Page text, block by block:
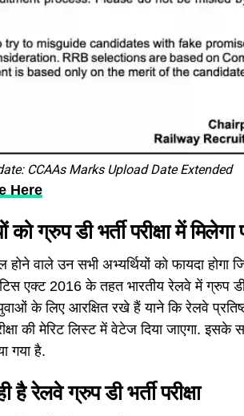
CCAAs Marks Upload Date Extended
Here
ग्रुप डी भर्ती परीक्षा में मिलेगा
होने वाले उन सभी अभ्यर्थियों को फायदा होगा
एक्ट 2016 के तहत भारतीय रेलवे में ग्रुप
के लिए आरक्षित रखे हैं याने कि रेलवे
की मेरिट लिस्ट में वेटेज दिया जाएगा. इसके
गया है.
रेलवे ग्रुप डी भर्ती परीक्षा